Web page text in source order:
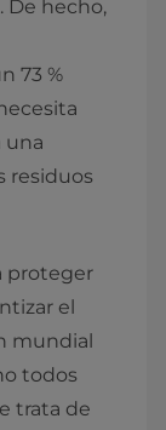
De hecho,
73 %
una
residuos
proteger
el
mundial
todos
trata de